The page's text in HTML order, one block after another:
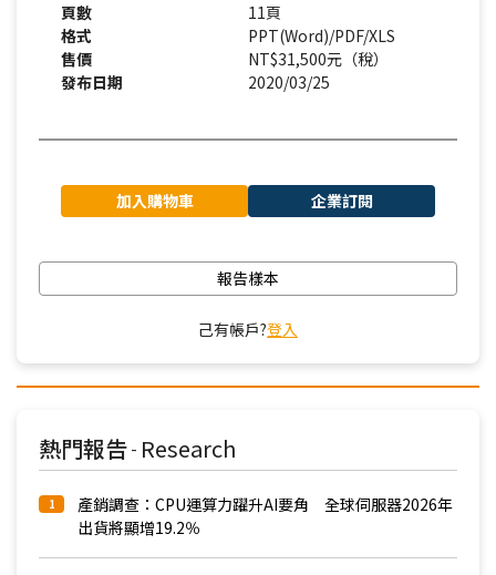
頁數
11頁
格式
PPT(Word)/PDF/XLS
售價
NT$31,500元（稅）
發布日期
2020/03/25
加入購物車 企業訂閱
報告樣本
己有帳戶?登入
熱門報告 - Research
1
產銷調查：CPU運算力躍升AI要角 全球伺服器2026年
出貨將顯增19.2％